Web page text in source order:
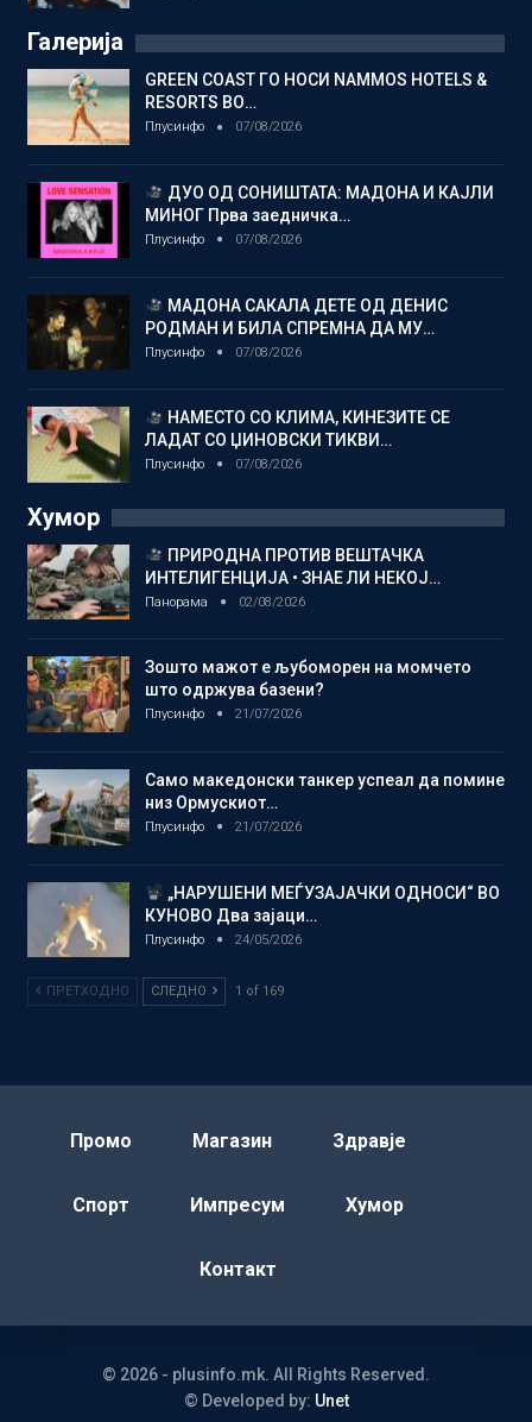
Галерија
GREEN COAST ГО НОСИ NAMMOS HOTELS &
RESORTS ВО…
Плусинфо 07/08/2026
ДУО ОД СОНИШТАТА: МАДОНА И КАЈЛИ
МИНОГ Прва заедничка…
Плусинфо 07/08/2026
МАДОНА САКАЛА ДЕТЕ ОД ДЕНИС
РОДМАН И БИЛА СПРЕМНА ДА МУ…
Плусинфо 07/08/2026
НАМЕСТО СО КЛИМА, КИНЕЗИТЕ СЕ
ЛАДАТ СО ЏИНОВСКИ ТИКВИ…
Плусинфо 07/08/2026
Хумор
ПРИРОДНА ПРОТИВ ВЕШТАЧКА
ИНТЕЛИГЕНЦИЈА • ЗНАЕ ЛИ НЕКОЈ…
Панорама 02/08/2026
Зошто мажот е љубоморен на момчето
што одржува базени?
Плусинфо 21/07/2026
Само македонски танкер успеал да помине
низ Ормускиот…
Плусинфо 21/07/2026
„НАРУШЕНИ МЕЃУЗАЈАЧКИ ОДНОСИ“ ВО
КУНОВО Два зајаци…
Плусинфо 24/05/2026
ПРЕТХОДНО СЛЕДНО 1 of 169
Промо Магазин Здравје
Спорт Импресум Хумор
Контакт
© 2026 - plusinfo.mk. All Rights Reserved.
© Developed by: Unet